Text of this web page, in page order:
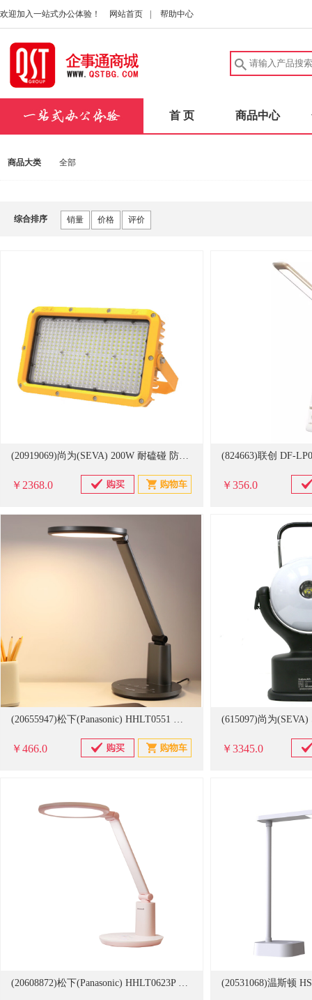
欢迎加入一站式办公体验！ 网站首页 帮助中心
首 页 商品中心
商品大类 全部
综合排序 销量 价格 评价
(20919069)尚为(SEVA) 200W 耐磕碰 防爆灯 黄色(单位：套)
￥2368.0 ￥356.0
(20655947)松下(Panasonic) HHLT0551 致皓青春版 阅读灯 白色(单位：台)
￥466.0 ￥3345.0
(20608872)松下(Panasonic) HHLT0623P 205*205*410mm 台灯 致皓哆啦A梦粉(单位：台)